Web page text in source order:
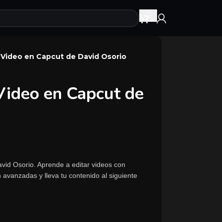
en Capcut de David Osorio
en Capcut de
Osorio. Aprende a editar videos con
y lleva tu contenido al siguiente